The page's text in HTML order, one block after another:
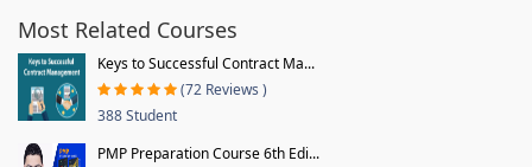
Most Related Courses
Keys to Successful Contract Ma...
(72 Reviews )
388 Student
PMP Preparation Course 6th Edi...